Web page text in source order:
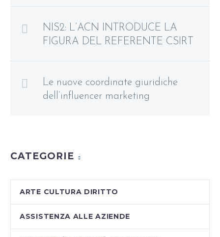
NIS2: L’ACN INTRODUCE LA
FIGURA DEL REFERENTE CSIRT
Le nuove coordinate giuridiche
dell’influencer marketing
CATEGORIE
ARTE CULTURA DIRITTO
ASSISTENZA ALLE AZIENDE